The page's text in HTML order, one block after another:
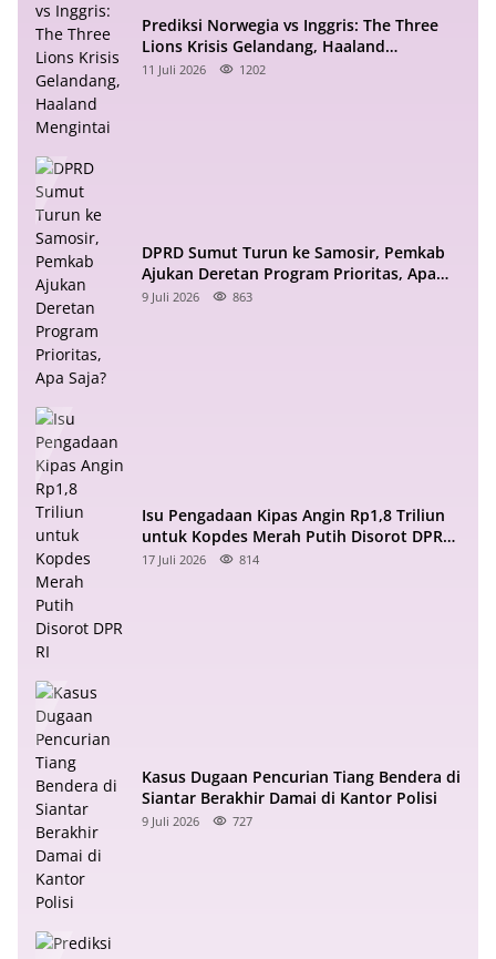
Prediksi Norwegia vs Inggris: The Three
Lions Krisis Gelandang, Haaland
Mengintai
11 Juli 2026 1202
DPRD Sumut Turun ke Samosir, Pemkab
Ajukan Deretan Program Prioritas, Apa
Saja?
9 Juli 2026 863
Isu Pengadaan Kipas Angin Rp1,8 Triliun
untuk Kopdes Merah Putih Disorot DPR
RI
17 Juli 2026 814
Kasus Dugaan Pencurian Tiang Bendera di
Siantar Berakhir Damai di Kantor Polisi
9 Juli 2026 727